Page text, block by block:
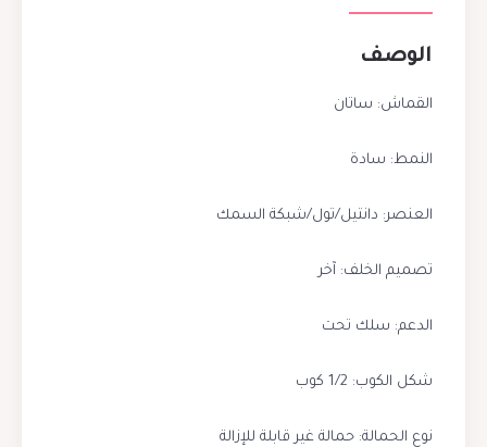
الوصف
القماش: ساتان
النمط: سادة
العنصر: دانتيل/تول/شبكة السمك
تصميم الخلف: آخر
الدعم: سلك تحت
شكل الكوب: 1/2 كوب
نوع الحمالة: حمالة غير قابلة للإزالة